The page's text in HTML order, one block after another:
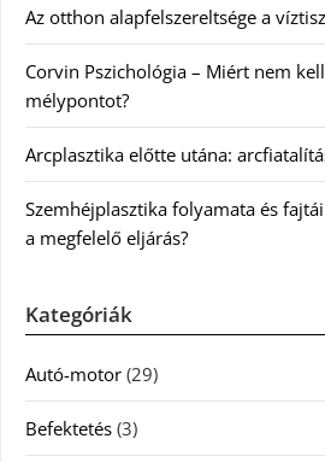
Az otthon alapfelszereltsége a
Corvin Pszichológia – Miért nem
mélypontot?
Arcplasztika előtte utána:
Szemhéjplasztika folyamata és
a megfelelő eljárás?
Kategóriák
Autó-motor (29)
Befektetés (3)